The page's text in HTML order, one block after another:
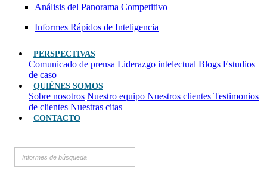
Análisis del Panorama Competitivo
Informes Rápidos de Inteligencia
PERSPECTIVAS
Comunicado de prensa Liderazgo intelectual Blogs Estudios
de caso
QUIÉNES SOMOS
Sobre nosotros Nuestro equipo Nuestros clientes Testimonios
de clientes Nuestras citas
CONTACTO